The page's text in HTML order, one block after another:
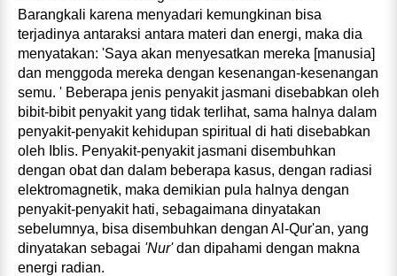
Barangkali karena menyadari kemungkinan bisa
terjadinya antaraksi antara materi dan energi, maka dia
menyatakan: 'Saya akan menyesatkan mereka [manusia]
dan menggoda mereka dengan kesenangan-­kesenangan
semu. ' Beberapa jenis penyakit jasmani disebabkan oleh
bibit‑bibit penyakit yang tidak terlihat, sama halnya dalam
penyakit-penyakit kehidupan spiritual di hati disebabkan
oleh Iblis. Penyakit‑penyakit jasmani disembuhkan
dengan obat dan dalam beberapa kasus, dengan radiasi
elektromagnetik, maka demikian pula halnya dengan
penyakit‑penyakit hati, sebagaimana dinyatakan
sebelumnya, bisa disembuhkan dengan Al‑Qur'an, yang
dinyatakan sebagai 'Nur'dan dipahami dengan makna
energi radian.